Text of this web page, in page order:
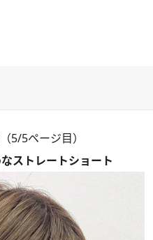
5/5ページ目）
ストレートショート